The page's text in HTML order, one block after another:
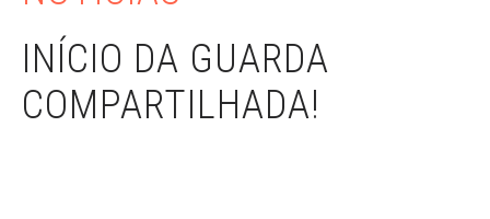
INÍCIO DA GUARDA
COMPARTILHADA!